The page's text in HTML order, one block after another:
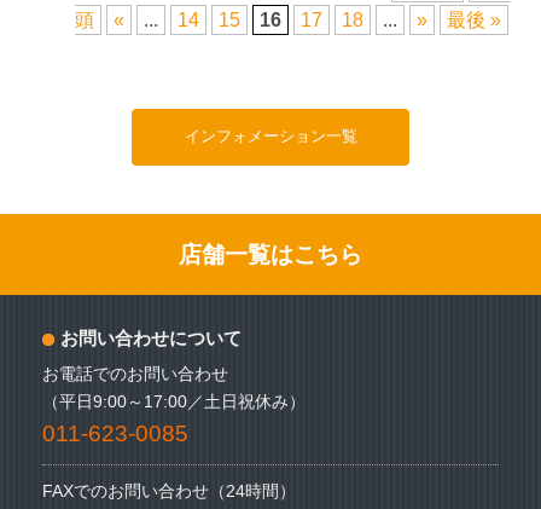
頭
« ... 14 15 16 17 18 ... » 最後 »
インフォメーション一覧
店舗一覧はこちら
お問い合わせについて
お電話でのお問い合わせ
（平日9:00～17:00／土日祝休み）
011-623-0085
FAXでのお問い合わせ（24時間）